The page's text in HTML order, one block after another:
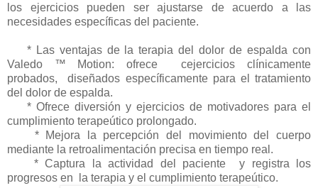
los ejercicios pueden ser ajustarse de acuerdo a las
necesidades específicas del paciente.
* Las ventajas de la terapia del dolor de espalda con
Valedo ™ Motion: ofrece cejercicios c línicamente
probados, diseñados específicamente para el tratamiento
del dolor de espalda.
* Ofrece diversión y ejercicios de motivadores para el
cumplimiento terapeútico prolongado.
* Mejora la percepción del movimiento del cuerpo
mediante la retroalimentación precisa en tiempo real .
* Captura la actividad del paciente y registra los
progresos en la terapia y el cumplimiento terapeútico.